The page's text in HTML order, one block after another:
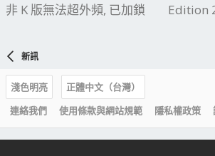
非 K 版無法超外頻, 已加鎖
Edition
新訊
淺色明亮
正體中文（台灣）
連絡我們
使用條款與網站規範 隱私權政策